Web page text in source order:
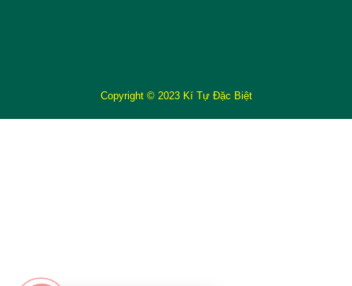
Copyright © 2023 Kí Tự Đặc Biệt